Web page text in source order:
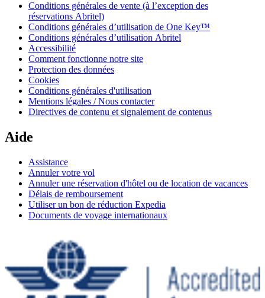
Conditions générales de vente (à l’exception des
réservations Abritel)
Conditions générales d’utilisation de One Key™
Conditions générales d’utilisation Abritel
Accessibilité
Comment fonctionne notre site
Protection des données
Cookies
Conditions générales d'utilisation
Mentions légales / Nous contacter
Directives de contenu et signalement de contenus
Aide
Assistance
Annuler votre vol
Annuler une réservation d'hôtel ou de location de vacances
Délais de remboursement
Utiliser un bon de réduction Expedia
Documents de voyage internationaux